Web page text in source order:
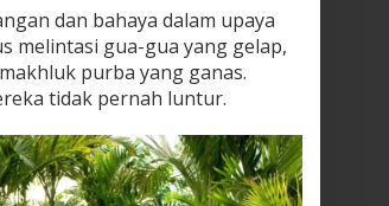
dan bahaya dalam upaya
melintasi gua-gua yang gelap,
purba yang ganas.
tidak pernah luntur.